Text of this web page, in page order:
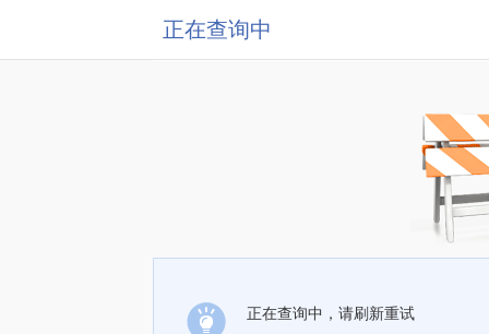
正在查询中
正在查询中，请刷新重试